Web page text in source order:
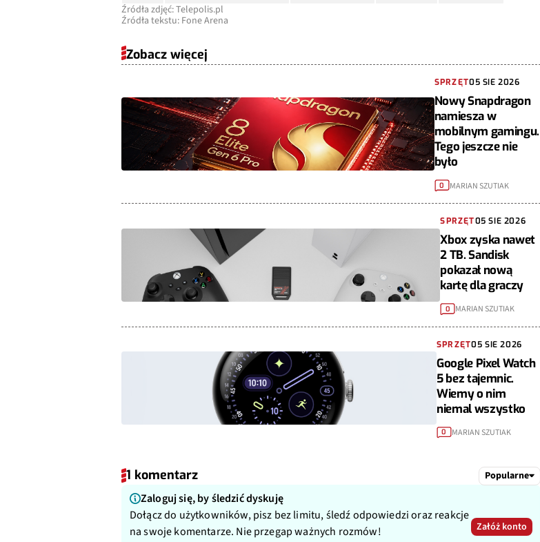
Źródła zdjęć: Telepolis.pl
Źródła tekstu: Fone Arena
Zobacz więcej
SPRZĘT05 SIE 2026
Nowy Snapdragon
namiesza w
mobilnym gamingu.
Tego jeszcze nie
było
0 MARIAN SZUTIAK
SPRZĘT05 SIE 2026
Xbox zyska nawet
2 TB. Sandisk
pokazał nową
kartę dla graczy
0 MARIAN SZUTIAK
SPRZĘT05 SIE 2026
Google Pixel Watch
5 bez tajemnic.
Wiemy o nim
niemal wszystko
0 MARIAN SZUTIAK
1 komentarz Popularne
Zaloguj się, by śledzić dyskuję
Dołącz do użytkowników, pisz bez limitu, śledź odpowiedzi oraz reakcje
na swoje komentarze. Nie przegap ważnych rozmów!
Załóż konto